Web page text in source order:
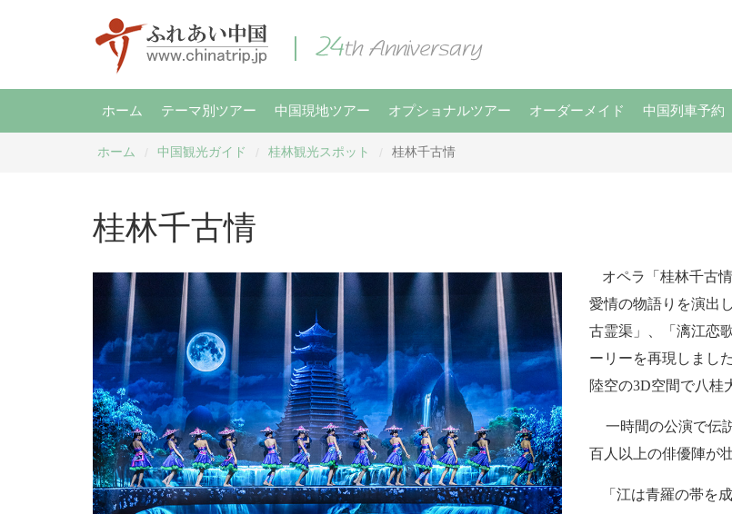
ホーム テーマ別ツアー 中国現地ツアー オプショナルツアー オーダーメイド 中国列車予約
ホーム 中国観光ガイド 桂林観光スポット 桂林千古情
桂林千古情
オペラ「桂林千古
愛情の物語りを演出
古霊渠 」、「 漓江恋
ーリーを再現しまし
陸空の3D空間で八桂
一時間の公演で伝
百人以上の俳優陣が
「江は青羅の帯を